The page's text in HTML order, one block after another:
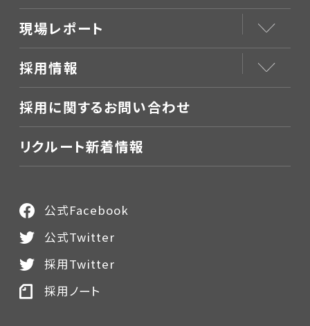
現場レポート
採用情報
採用に関するお問い合わせ
リクルート新着情報
公式Facebook
公式Twitter
採用Twitter
採用ノート